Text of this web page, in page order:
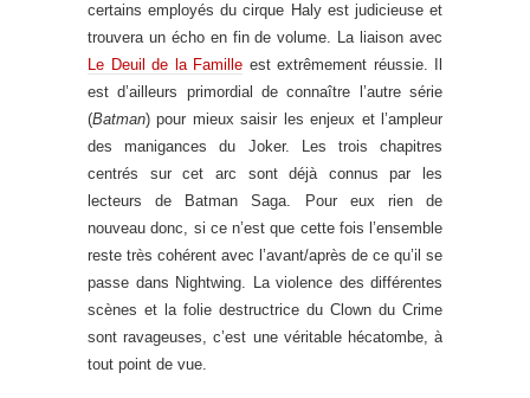
certains employés du cirque Haly est judicieuse et
trouvera un écho en fin de volume. La liaison avec
Le Deuil de la Famille est extrêmement réussie. Il
est d’ailleurs primordial de connaître l’autre série
(Batman) pour mieux saisir les enjeux et l’ampleur
des manigances du Joker. Les trois chapitres
centrés sur cet arc sont déjà connus par les
lecteurs de Batman Saga. Pour eux rien de
nouveau donc, si ce n’est que cette fois l’ensemble
reste très cohérent avec l’avant/après de ce qu’il se
passe dans Nightwing. La violence des différentes
scènes et la folie destructrice du Clown du Crime
sont ravageuses, c’est une véritable hécatombe, à
tout point de vue.